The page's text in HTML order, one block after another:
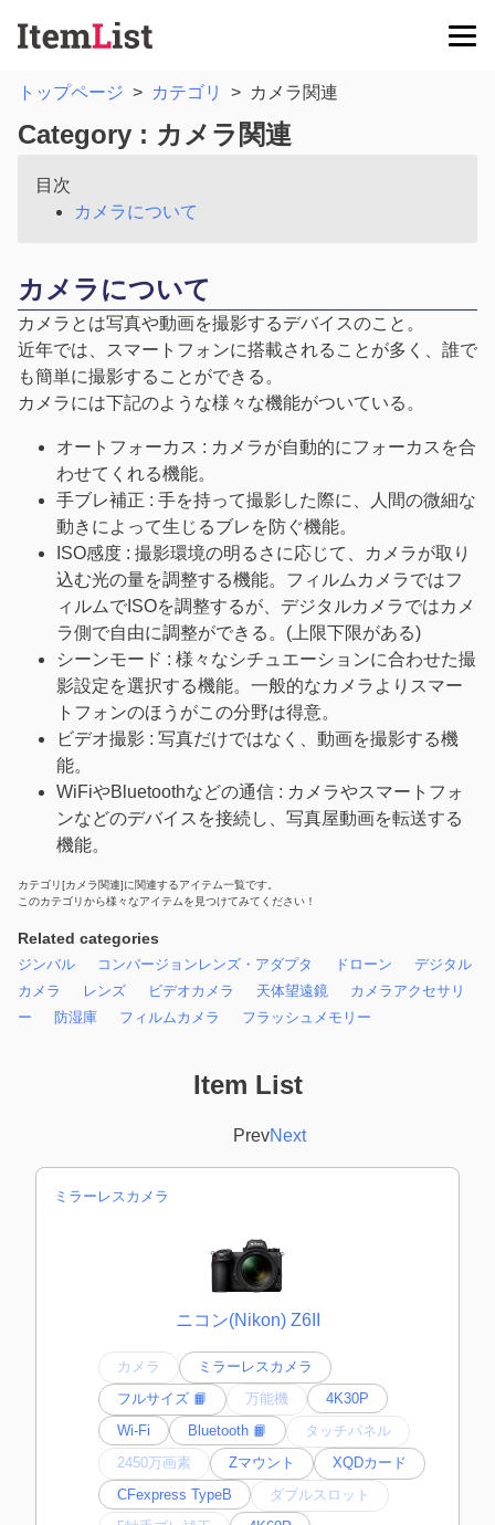
トップページ > カテゴリ > カメラ関連
Category : カメラ関連
目次
カメラについて
カメラについて
カメラとは写真や動画を撮影するデバイスのこと。
近年では、スマートフォンに搭載されることが多く、誰で
も簡単に撮影することができる。
カメラには下記のような様々な機能がついている。
オートフォーカス : カメラが自動的にフォーカスを合
わせてくれる機能。
手ブレ補正 : 手を持って撮影した際に、人間の微細な
動きによって生じるブレを防ぐ機能。
ISO感度 : 撮影環境の明るさに応じて、カメラが取り
込む光の量を調整する機能。フィルムカメラではフ
ィルムでISOを調整するが、デジタルカメラではカメ
ラ側で自由に調整ができる。(上限下限がある)
シーンモード : 様々なシチュエーションに合わせた撮
影設定を選択する機能。一般的なカメラよりスマー
トフォンのほうがこの分野は得意。
ビデオ撮影 : 写真だけではなく、動画を撮影する機
能。
WiFiやBluetoothなどの通信 : カメラやスマートフォ
ンなどのデバイスを接続し、写真屋動画を転送する
機能。
カテゴリ[カメラ関連]に関連するアイテム一覧です。
このカテゴリから様々なアイテムを見つけてみてください！
Related categories
ジンバル コンバージョンレンズ・アダプタ ドローン
デジタル
カメラ
レンズ ビデオカメラ 天体望遠鏡
カメラアクセサリ
ー
防湿庫 フィルムカメラ フラッシュメモリー
Item List
PrevNext
ミラーレスカメラ
ニコン(Nikon) Z6II
カメラ
ミラーレスカメラ
フルサイズ 📙
万能機
4K30P
Wi-Fi
Bluetooth 📙
タッチパネル
2450万画素
Zマウント
XQDカード
CFexpress TypeB
ダブルスロット